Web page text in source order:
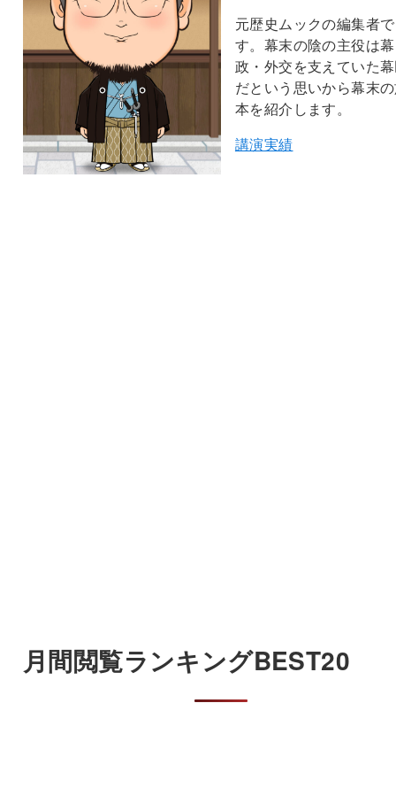
元歴史ムックの編集者で
す。幕末の陰の主役は幕
政・外交を支えていた
だという思いから幕末
本を紹介します。
講演実績
月間閲覧ランキングBEST20